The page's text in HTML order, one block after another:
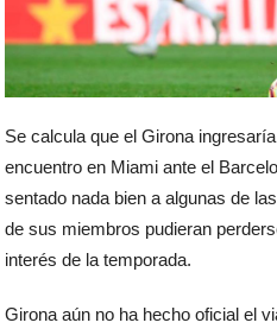
Se calcula que el Girona
encuentro en Miami ante el
sentado nada bien a algunas de
de sus miembros pudieran
interés de la temporada.
Girona aún no ha hecho oficial el